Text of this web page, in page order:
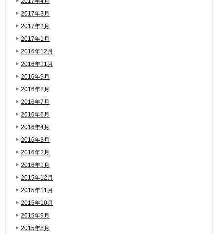
2017年3月
2017年2月
2017年1月
2016年12月
2016年11月
2016年9月
2016年8月
2016年7月
2016年6月
2016年4月
2016年3月
2016年2月
2016年1月
2015年12月
2015年11月
2015年10月
2015年9月
2015年8月